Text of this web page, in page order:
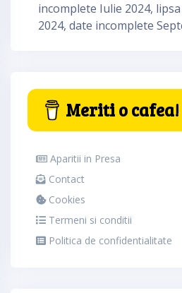
incomplete Iulie 2024,
2024, date incomplete
Meriti o cafea!
Aparitii in Presa
Contact
Cookies
Termeni si conditii
Politica de confidentialitate